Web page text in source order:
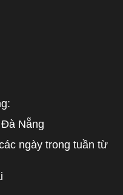
Nẵng
ngày trong tuần từ